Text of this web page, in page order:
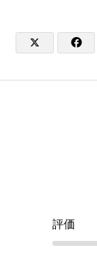
 
評価